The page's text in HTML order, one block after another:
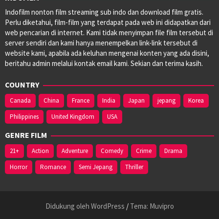
McCarthy ,
Nathan
Parker ,
Scott
Koche,
Spencer
Stockton
David
Porter,
Zack
Indofilm nonton film streaming sub indo dan download film gratis.
Perlu diketahui, film-film yang terdapat pada web ini didapatkan dari
web pencarian di internet. Kami tidak menyimpan file film tersebut di
server sendiri dan kami hanya menempelkan link-link tersebut di
website kami, apabila ada keluhan mengenai konten yang ada disini,
beritahu admin melalui kontak email kami. Sekian dan terima kasih.
COUNTRY
Canada China France India Japan jepang
Korea
Philippines
United Kingdom USA
GENRE FILM
21+ Action Adventure Comedy Crime
Drama
Horror
Romance Semi Jepang Thriller
Didukung oleh WordPress / Tema: Muvipro